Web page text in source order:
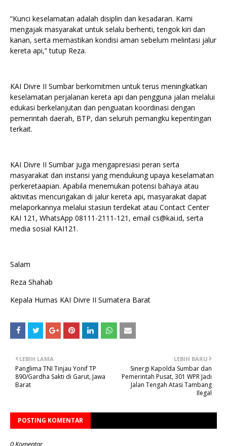
“Kunci keselamatan adalah disiplin dan kesadaran. Kami
mengajak masyarakat untuk selalu berhenti, tengok kiri dan
kanan, serta memastikan kondisi aman sebelum melintasi jalur
kereta api,” tutup Reza.
KAI Divre II Sumbar berkomitmen untuk terus meningkatkan
keselamatan perjalanan kereta api dan pengguna jalan melalui
edukasi berkelanjutan dan penguatan koordinasi dengan
pemerintah daerah, BTP, dan seluruh pemangku kepentingan
terkait.
KAI Divre II Sumbar juga mengapresiasi peran serta
masyarakat dan instansi yang mendukung upaya keselamatan
perkeretaapian. Apabila menemukan potensi bahaya atau
aktivitas mencurigakan di jalur kereta api, masyarakat dapat
melaporkannya melalui stasiun terdekat atau Contact Center
KAI 121, WhatsApp 08111-2111-121, email cs@kai.id, serta
media sosial KAI121.
Salam
Reza Shahab
Kepala Humas KAI Divre II Sumatera Barat
LEBIH BARU
Sinergi Kapolda Sumbar dan
Pemerintah Pusat, 301 WPR Jadi
Jalan Tengah Atasi Tambang
Ilegal
LEBIH LAMA
Panglima TNI Tinjau Yonif TP
890/Gardha Sakti di Garut, Jawa
Barat
POSTING KOMENTAR
0 Komentar